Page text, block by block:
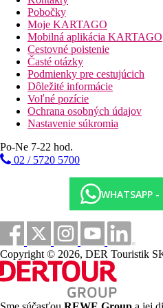
Stravovanie
All Inclusive
Raňajky, obed a večera
Neskoré raňajky
Popoludňajší snack
1× za pobyt večera v
rezervácia)
Vybrané miestne
(10.00–24.00 hod.)
Pláž
Dlhá piesočná pláž s
iba palmovou pobrežnou
zadarmo. Bar na pláži
Športová ponuka
Zadarmo:
aerobik,
volejbal a ďalšie
programov.
Za poplatok:
Pobočky
Moje KARTAGO
Mobilná aplikácia KARTAGO
Cestovné poistenie
Časté otázky
Podmienky pre cestujúcich
Dôležité informácie
Voľné pozície
Ochrana osobných údajov
Nastavenie súkromia
Po-Ne 7-22 hod.
02 / 5720 5700
WHATSAPP
Copyright © 2026, DER Touristik